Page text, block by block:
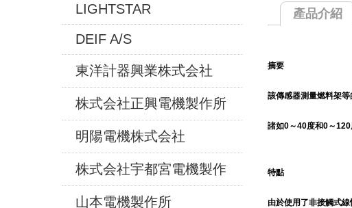
LIGHTSTAR
DEIF A/S
東洋計器興業株式会社
株式会社正興電機製作所
明陽電機株式会社
株式会社宇都宮電機製作
山本電機製作所
產品介紹
摘要
該傳感器測量燃料架
諸如0～40度和0～120
特點
由於使用了非接觸式